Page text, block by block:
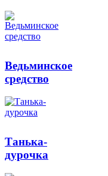
Ведьминское
средство
Танька-
дурочка